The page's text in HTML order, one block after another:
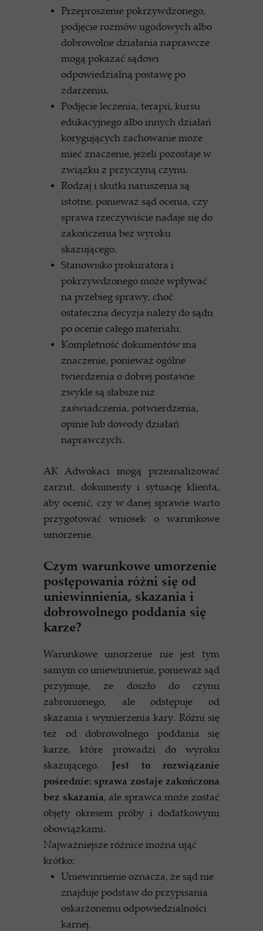
Przeproszenie pokrzywdzonego,
podjęcie rozmów ugodowych albo
dobrowolne działania naprawcze
mogą pokazać sądowi
odpowiedzialną postawę po
zdarzeniu.
Podjęcie leczenia, terapii, kursu
edukacyjnego albo innych działań
korygujących zachowanie może
mieć znaczenie, jeżeli pozostaje w
związku z przyczyną czynu.
Rodzaj i skutki naruszenia są
istotne, ponieważ sąd ocenia, czy
sprawa rzeczywiście nadaje się do
zakończenia bez wyroku
skazującego.
Stanowisko prokuratora i
pokrzywdzonego może wpływać
na przebieg sprawy, choć
ostateczna decyzja należy do sądu
po ocenie całego materiału.
Kompletność dokumentów ma
znaczenie, ponieważ ogólne
twierdzenia o dobrej postawie
zwykle są słabsze niż
zaświadczenia, potwierdzenia,
opinie lub dowody działań
naprawczych.
AK Adwokaci mogą przeanalizować
zarzut, dokumenty i sytuację klienta,
aby ocenić, czy w danej sprawie warto
przygotować wniosek o warunkowe
umorzenie.
Czym warunkowe umorzenie
postępowania różni się od
uniewinnienia, skazania i
dobrowolnego poddania się
karze?
Warunkowe umorzenie nie jest tym
samym co uniewinnienie, ponieważ sąd
przyjmuje, że doszło do czynu
zabronionego, ale odstępuje od
skazania i wymierzenia kary. Różni się
też od dobrowolnego poddania się
karze, które prowadzi do wyroku
skazującego. Jest to rozwiązanie
pośrednie: sprawa zostaje zakończona
bez skazania, ale sprawca może zostać
objęty okresem próby i dodatkowymi
obowiązkami.
Najważniejsze różnice można ująć
krótko:
Uniewinnienie oznacza, że sąd nie
znajduje podstaw do przypisania
oskarżonemu odpowiedzialności
karnej.